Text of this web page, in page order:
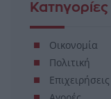
Κατηγορίες
Οικονομία
Πολιτική
Επιχειρήσεις